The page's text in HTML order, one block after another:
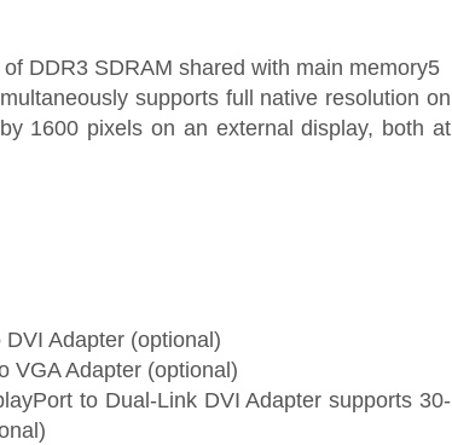
DDR3 SDRAM shared with main memory5
supports full native resolution on
1600 pixels on an external display, both at
Adapter (optional)
VGA Adapter (optional)
to Dual-Link DVI Adapter supports 30-